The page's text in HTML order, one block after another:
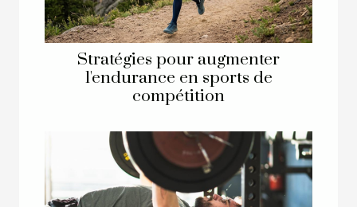
Stratégies pour augmenter
l'endurance en sports de
compétition